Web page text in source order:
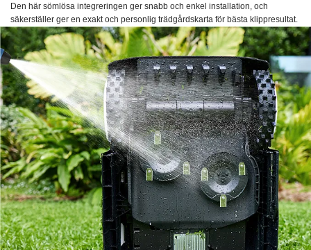
Den här sömlösa integreringen ger snabb och enkel installation, och
säkerställer ger en exakt och personlig trädgårdskarta för bästa klippresultat.